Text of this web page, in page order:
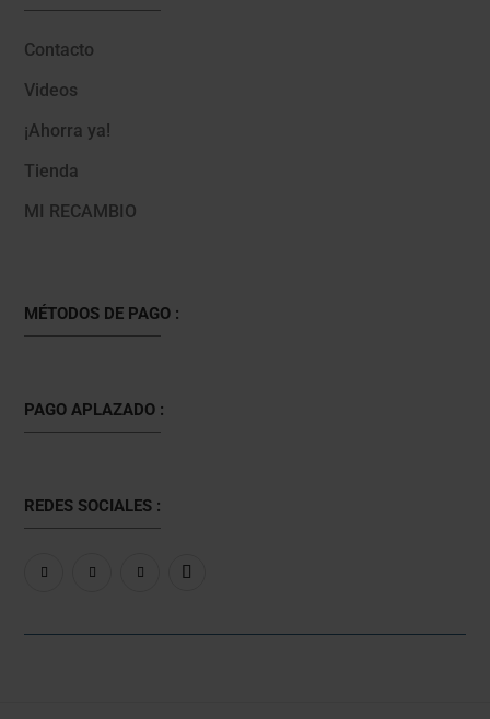
Contacto
Videos
¡Ahorra ya!
Tienda
MI RECAMBIO
MÉTODOS DE PAGO :
PAGO APLAZADO :
REDES SOCIALES :